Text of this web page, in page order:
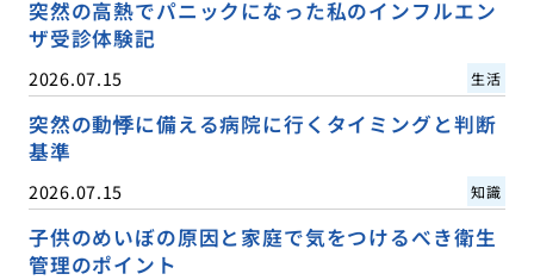
突然の高熱でパニックになった私のインフルエン
ザ受診体験記
2026.07.15 生活
突然の動悸に備える病院に行くタイミングと判断
基準
2026.07.15 知識
子供のめいぼの原因と家庭で気をつけるべき衛生
管理のポイント